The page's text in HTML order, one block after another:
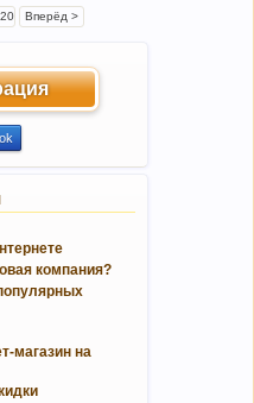
Вперёд >
компания?
магазин на